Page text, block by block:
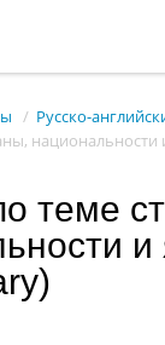
Русско-
национальности
теме
и